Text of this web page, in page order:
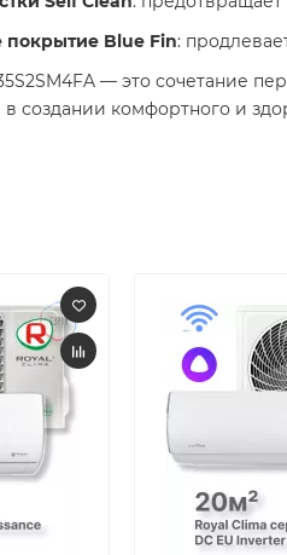
Blue Fin:
— это сочетание
создании комфортного и